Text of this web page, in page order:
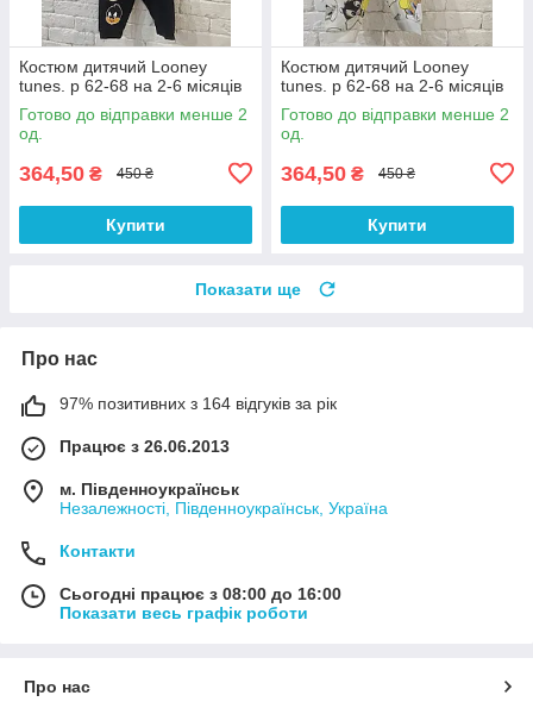
Костюм дитячий Looney
tunes. р 62-68 на 2-6 місяців
Готово до відправки менше 2
од.
364,50 ₴ 450 ₴
Купити
Костюм дитячий Looney
tunes. р 62-68 на 2-6 місяців
Готово до відправки менше 2
од.
364,50 ₴ 450 ₴
Купити
Показати ще
Про нас
97% позитивних з 164 відгуків за рік
Працює з 26.06.2013
м. Південноукраїнськ
Незалежності, Південноукраїнськ, Україна
Контакти
Сьогодні працює з 08:00 до 16:00
Показати весь графік роботи
Про нас